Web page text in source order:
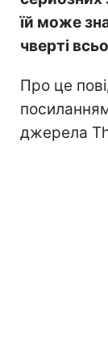
їй може
чверті
Про це
джерела